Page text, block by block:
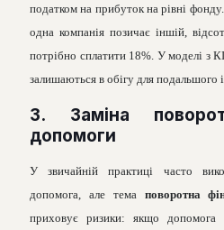
податком на прибуток на рівні
одна компанія позичає іншій,
потрібно сплатити 18%. У моделі з
залишаються в обігу для подальшого
3. Заміна
допомоги
У звичайній практиці часто
допомога, але тема поворотна
приховує ризики: якщо допомога